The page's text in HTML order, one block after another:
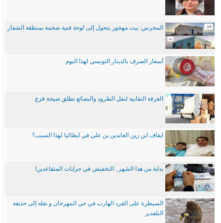
المحرس: بيت مهجور يتحول إلى لوحة فنية ضخمة بمنطقة الشفار
أسعار الصرف بالدينار التونسي لهذا اليوم
الغرفة النقابية لنقل الطرود والبضائع تطلق صيحة فزع
ايقاف ابن زين العابدين بن علي في ايطاليا لهذا السبب؟
بداية من هذا الشهر.. التخفيض في جرايات المتقاعدين!
السيطرة على القرد الهارب في حي المهرجان و نقله إلى حديقة
البلفدير